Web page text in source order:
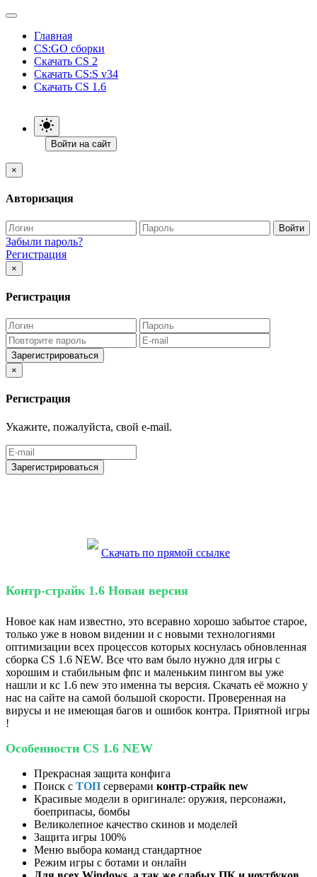
Главная
CS:GO сборки
Скачать CS 2
Скачать CS:S v34
Скачать CS 1.6
Войти на сайт
×
Авторизация
Войти
Забыли пароль?
Регистрация
×
Регистрация
Зарегистрироваться
×
Регистрация
Укажите, пожалуйста, свой e-mail.
Зарегистрироваться
Скачать по прямой ссылке
Контр-страйк 1.6 Новая версия
Новое как нам известно, это всеравно хорошо забытое старое,
только уже в новом видении и с новыми технологиями
оптимизации всех процессов которых коснулась обновленная
сборка CS 1.6 NEW. Все что вам было нужно для игры с
хорошим и стабильным фпс и маленьким пингом вы уже
нашли и кс 1.6 new это именна ты версия. Скачать её можно у
нас на сайте на самой большой скорости. Проверенная на
вирусы и не имеющая багов и ошибок контра. Приятной игры
!
Особенности CS 1.6 NEW
Прекрасная защита конфига
Поиск с ТОП серверами контр-страйк new
Красивые модели в оригинале: оружия, персонажи,
боеприпасы, бомбы
Великолепное качество скинов и моделей
Защита игры 100%
Меню выбора команд стандартное
Режим игры с ботами и онлайн